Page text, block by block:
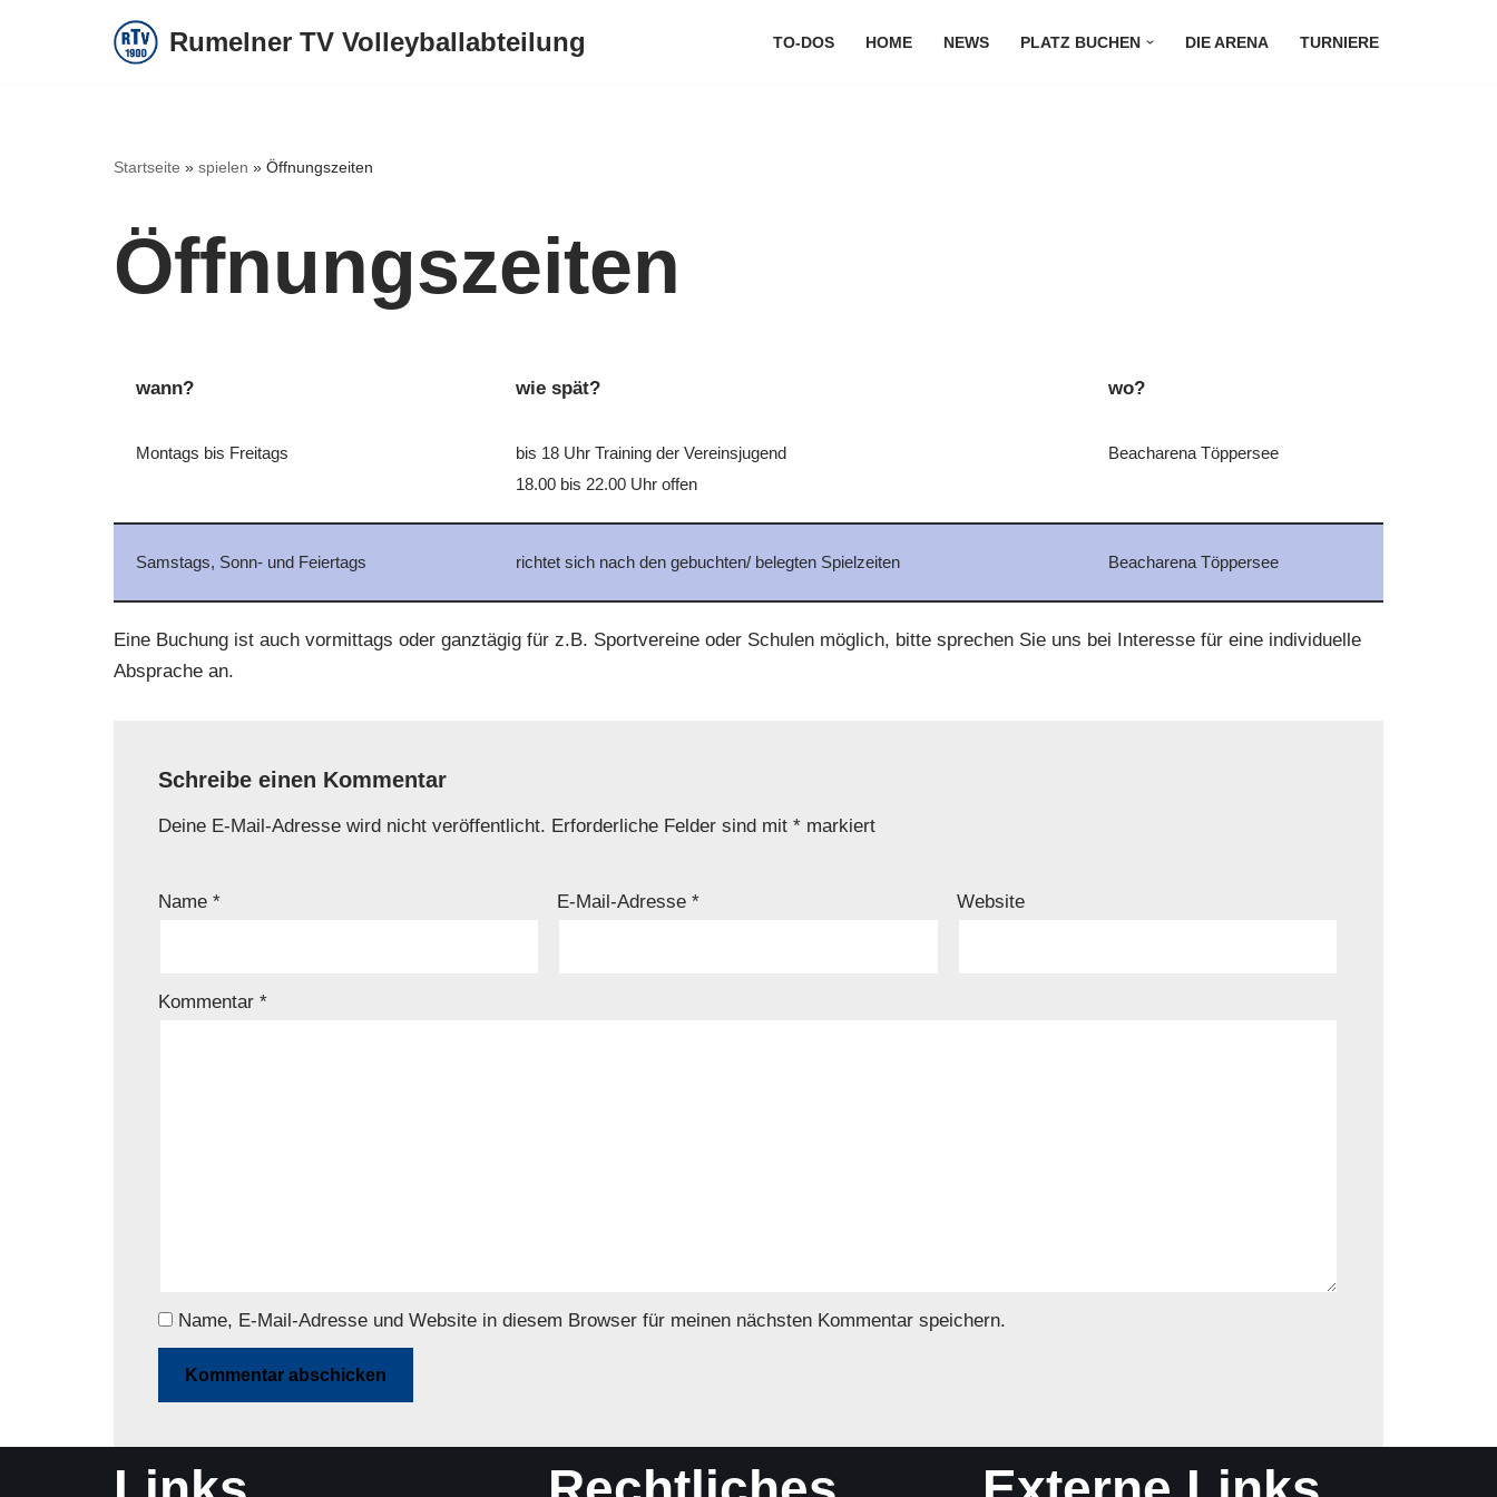
Rumelner TV Volleyballabteilung TO-DOS HOME NEWS PLATZ BUCHEN DIE ARENA TURNIERE
Startseite » spielen » Öffnungszeiten
Öffnungszeiten
wann? wie spät? wo?
Montags bis Freitags
bis 18 Uhr Training der Vereinsjugend
18.00 bis 22.00 Uhr offen
Beacharena Töppersee
Samstags, Sonn- und Feiertags richtet sich nach den gebuchten/ belegten Spielzeiten Beacharena Töppersee
Eine Buchung ist auch vormittags oder ganztägig für z.B. Sportvereine oder Schulen möglich, bitte sprechen Sie uns bei Interesse für eine individuelle
Absprache an.
Schreibe einen Kommentar
Deine E-Mail-Adresse wird nicht veröffentlicht. Erforderliche Felder sind mit * markiert
Name * E-Mail-Adresse* Website
Kommentar *
Name, E-Mail-Adresse und Website in diesem Browser für meinen nächsten Kommentar speichern.